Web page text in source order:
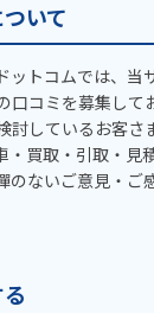
いて
ットコムでは、当
口コミを募集して
討しているお客さ
・買取・引取・見
のないご意見・ご